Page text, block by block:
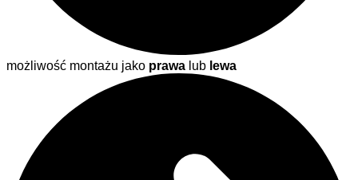
możliwość montażu jako prawa lub lewa